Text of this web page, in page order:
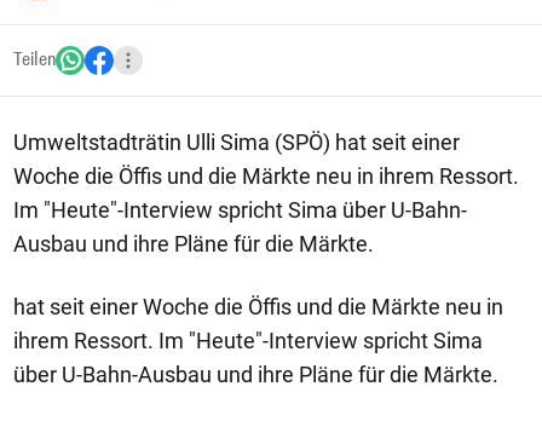
Teilen
Umweltstadträtin Ulli Sima (SPÖ) hat seit einer
Woche die Öffis und die Märkte neu in ihrem Ressort.
Im "Heute"-Interview spricht Sima über U-Bahn-
Ausbau und ihre Pläne für die Märkte.
hat seit einer Woche die Öffis und die Märkte neu in
ihrem Ressort. Im "Heute"-Interview spricht Sima
über U-Bahn-Ausbau und ihre Pläne für die Märkte.